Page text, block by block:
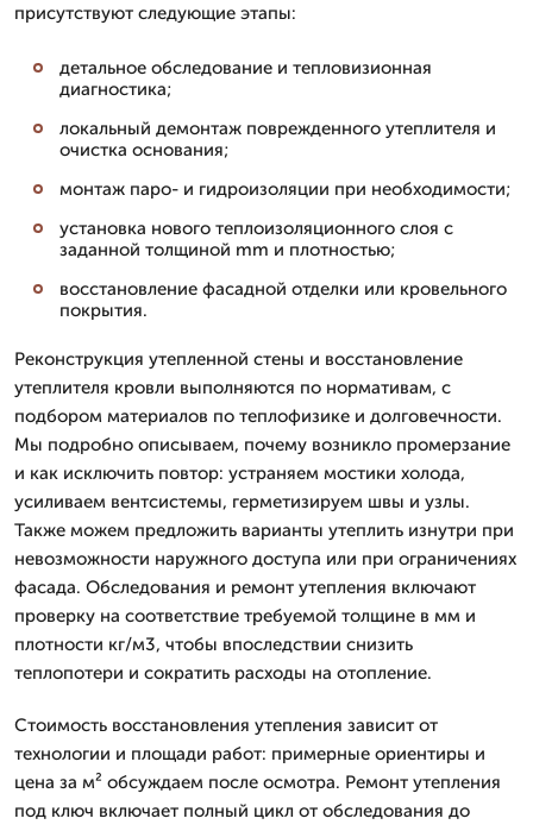
присутствуют следующие этапы:
детальное обследование и тепловизионная
диагностика;
локальный демонтаж поврежденного утеплителя и
очистка основания;
монтаж паро- и гидроизоляции при необходимости;
установка нового теплоизоляционного слоя с
заданной толщиной mm и плотностью;
восстановление фасадной отделки или кровельного
покрытия.
Реконструкция утепленной стены и восстановление
утеплителя кровли выполняются по нормативам, с
подбором материалов по теплофизике и долговечности.
Мы подробно описываем, почему возникло промерзание
и как исключить повтор: устраняем мостики холода,
усиливаем вентсистемы, герметизируем швы и узлы.
Также можем предложить варианты утеплить изнутри при
невозможности наружного доступа или при ограничениях
фасада. Обследования и ремонт утепления включают
проверку на соответствие требуемой толщине в мм и
плотности кг/м3, чтобы впоследствии снизить
теплопотери и сократить расходы на отопление.
Стоимость восстановления утепления зависит от
технологии и площади работ: примерные ориентиры и
цена за м² обсуждаем после осмотра. Ремонт утепления
под ключ включает полный цикл от обследования до